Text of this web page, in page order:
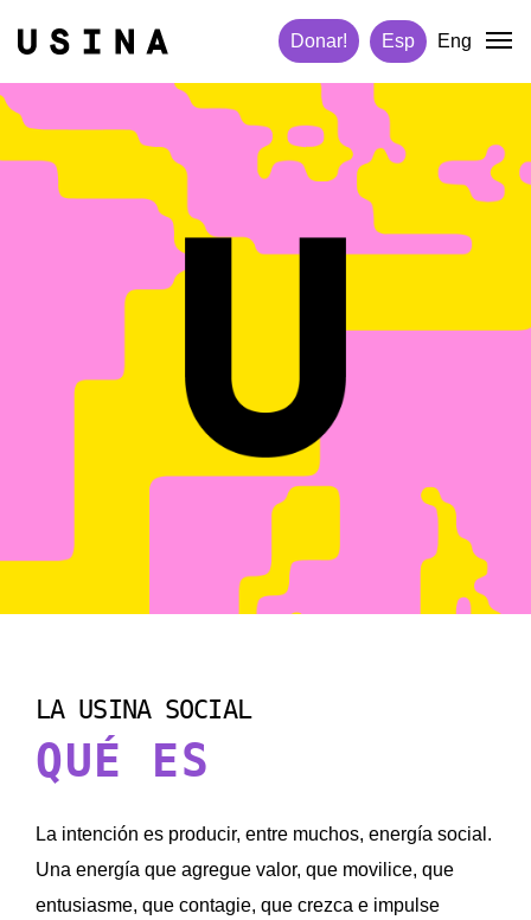
Donar! Esp Eng
LA USINA SOCIAL
QUÉ ES
La intención es producir, entre muchos, energía social.
Una energía que agregue valor, que movilice, que
entusiasme, que contagie, que crezca e impulse